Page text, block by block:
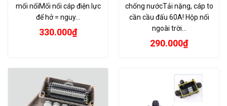
mối nốiMối nối cáp điện lực
để hở = nguy…
330.000₫
chống nướcTải nặng, cáp to
cần cầu đấu 60A! Hộp nối
ngoài trời…
290.000₫